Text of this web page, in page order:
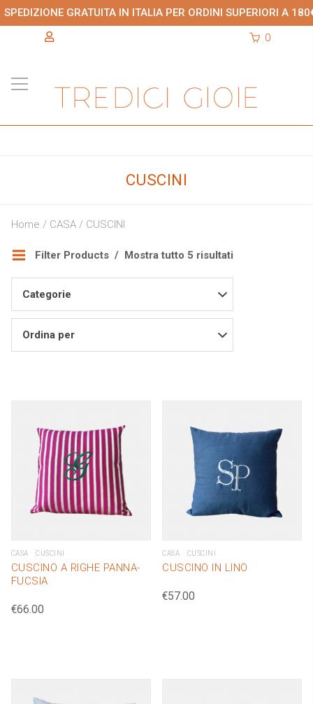
SPEDIZIONE GRATUITA IN ITALIA PER ORDINI SUPERIORI A
0
CUSCINI
Home / CASA/ CUSCINI
Filter Products Mostra tutto 5 risultati
Categorie
Ordina per
CASA CUSCINI
CUSCINO A RIGHE PANNA-
FUCSIA
€66.00
CASA CUSCINI
CUSCINO IN LINO
€57.00